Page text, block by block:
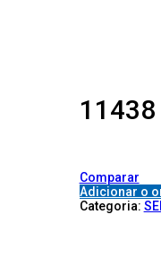
11438
Comparar
Adicionar o
Categoria: